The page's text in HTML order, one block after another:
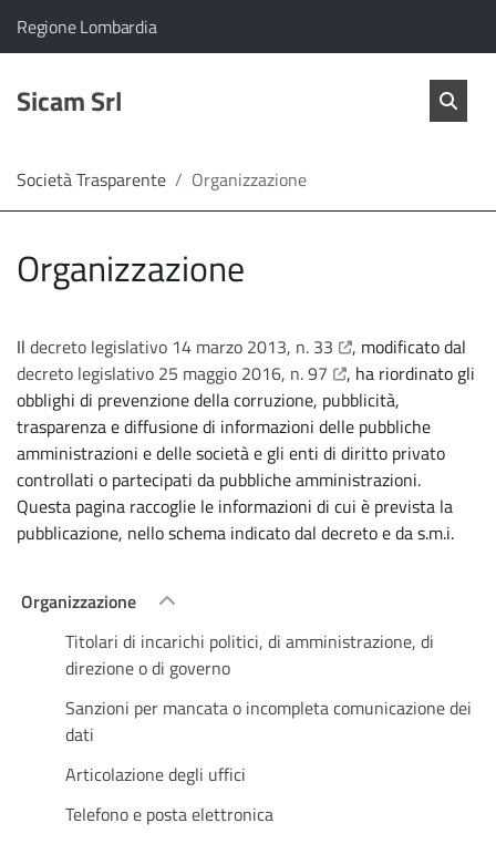
Home
Servizi
diretta
Il comune di Sicam Srl appartiene a:
Regione Lombardia(Apre il link in una nuova scheda)
Sicam Srl salta
Società Trasparente Organizzazione
Organizzazione
Il decreto legislativo 14 marzo 2013, n. 33 apre il link in una
, modificato dal
decreto legislativo 25 maggio 2016, n. 97 apre il link in una
, ha riordinato gli
obblighi di prevenzione della corruzione, pubblicità,
trasparenza e diffusione di informazioni delle pubbliche
amministrazioni e delle società e gli enti di diritto privato
controllati o partecipati da pubbliche amministrazioni.
Questa pagina raccoglie le informazioni di cui è prevista la
pubblicazione, nello schema indicato dal decreto e da s.m.i.
Organizzazione
Titolari di incarichi politici, di amministrazione, di
direzione o di governo
Sanzioni per mancata o incompleta comunicazione dei
dati
Articolazione degli uffici
Telefono e posta elettronica